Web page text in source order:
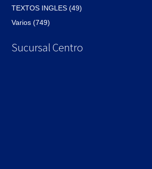
TEXTOS INGLES (49)
Varios (749)
Sucursal Centro